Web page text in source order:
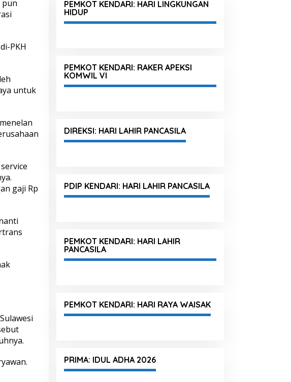
pun
PKH
untuk
gaji Rp
PEMKOT KENDARI: HARI LINGKUNGAN
HIDUP
PEMKOT KENDARI: RAKER APEKSI
KOMWIL VI
DIREKSI: HARI LAHIR PANCASILA
PDIP KENDARI: HARI LAHIR PANCASILA
PEMKOT KENDARI: HARI LAHIR
PANCASILA
PEMKOT KENDARI: HARI RAYA WAISAK
PRIMA: IDUL ADHA 2026